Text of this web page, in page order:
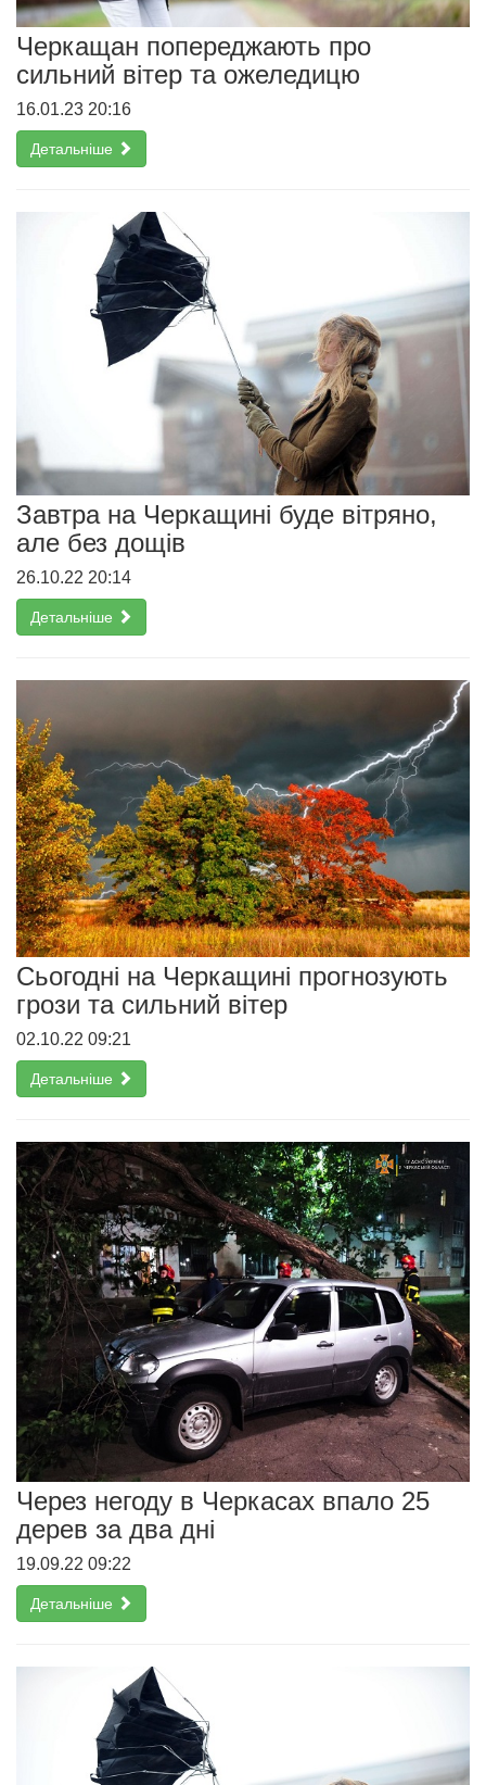
Черкащан попереджають про
сильний вітер та ожеледицю
16.01.23 20:16
Детальніше
Завтра на Черкащині буде вітряно,
але без дощів
26.10.22 20:14
Детальніше
Сьогодні на Черкащині прогнозують
грози та сильний вітер
02.10.22 09:21
Детальніше
Через негоду в Черкасах впало 25
дерев за два дні
19.09.22 09:22
Детальніше